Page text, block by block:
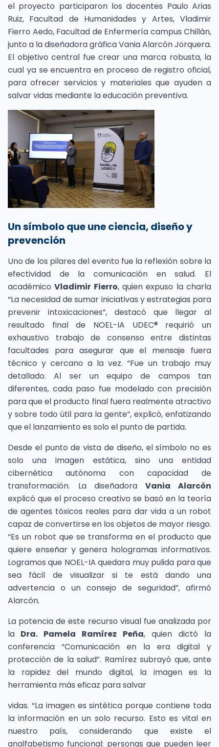
el proyecto participaron los docentes Paulo Arias
Ruiz, Facultad de Humanidades y Artes, Vladimir
Fierro Aedo, Facultad de Enfermería campus Chillán,
junto a la diseñadora gráfica Vania Alarcón Jorquera.
El objetivo central fue crear una marca robusta, la
cual ya se encuentra en proceso de registro oficial,
para ofrecer servicios y materiales que ayuden a
salvar vidas mediante la educación preventiva.
Un símbolo que une ciencia, diseño y
prevención
Uno de los pilares del evento fue la reflexión sobre la
efectividad de la comunicación en salud. El
académicoVladimir Fierro, quien expuso la charla
“La necesidad de sumar iniciativas y estrategias para
prevenir intoxicaciones”, destacó que llegar al
resultado final de NOEL-IA UDEC® requirió un
exhaustivo trabajo de consenso entre distintas
facultades para asegurar que el mensaje fuera
técnico y cercano a la vez. “Fue un trabajo muy
detallado. Al ser un equipo de campos tan
diferentes, cada paso fue modelado con precisión
para que el producto final fuera realmente atractivo
y sobre todo útil para la gente”, explicó, enfatizando
que el lanzamiento es solo el punto de partida.
Desde el punto de vista de diseño, el símbolo no es
solo una imagen estática, sino una entidad
cibernética autónoma con capacidad de
transformación. La diseñadora Vania Alarcón
explicó que el proceso creativo se basó en la teoría
de agentes tóxicos reales para dar vida a un robot
capaz de convertirse en los objetos de mayor riesgo.
“Es un robot que se transforma en el producto que
quiere enseñar y genera hologramas informativos.
Logramos que NOEL-IA quedara muy pulida para que
sea fácil de visualizar si te está dando una
advertencia o un consejo de seguridad”, afirmó
Alarcón.
La potencia de este recurso visual fue analizada por
la Dra. Pamela Ramírez Peña, quien dictó la
conferencia “Comunicación en la era digital y
protección de la salud”. Ramírez subrayó que, ante
la rapidez del mundo digital, la imagen es la
herramienta más eficaz para salvar
vidas. “La imagen es sintética porque contiene toda
la información en un solo recurso. Esto es vital en
nuestro país, considerando que existe el
analfabetismo funcional: personas que pueden leer